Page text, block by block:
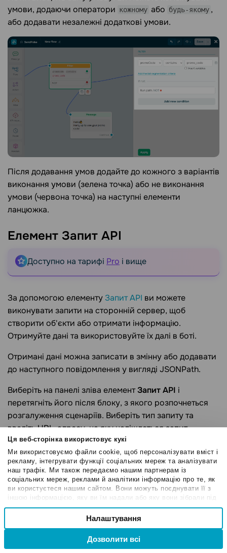
Ця веб-сторінка використовує кукі
Ми використовуємо файли cookie, щоб персоналізувати вміст і
рекламу, інтегрувати функції соціальних мереж та аналізувати
наш трафік. Ми також передаємо нашим партнерам із
соціальних мереж, реклами й аналітики інформацію про те, як
ви користуєтеся нашим сайтом. Вони можуть поєднувати її з
іншою інформацією, яку ви їм надали або яку вони зібрали під
час вашого користування їхніми службами.
Вибір
Привілейовані
Налаштування
Дозволити всі
умови, додаючи оператори кожному або будь-якому ,
або додавати незалежні додаткові умови.
Після додавання умов додайте до кожного з варіантів
виконання умови (зелена точка) або не виконання
умови (червона точка) на наступні елементи
ланцюжка.
Елемент Запит API
Доступно на тарифі Pro і вище
За допомогою елементуЗапит API ви можете
виконувати запити на сторонній сервер, щоб
створити об'єкти або отримати інформацію.
Отримуйте дані та використовуйте їх далі в боті.
Отримані дані можна записати в змінну або додавати
до наступного повідомлення у вигляді JSONPath.
Виберіть на панелі зліва елементЗапит API і
перетягніть його після блоку, з якого розпочнеться
розгалуження сценаріїв. Виберіть тип запиту та
введіть URL-адресу, на яку надішлеться запит.